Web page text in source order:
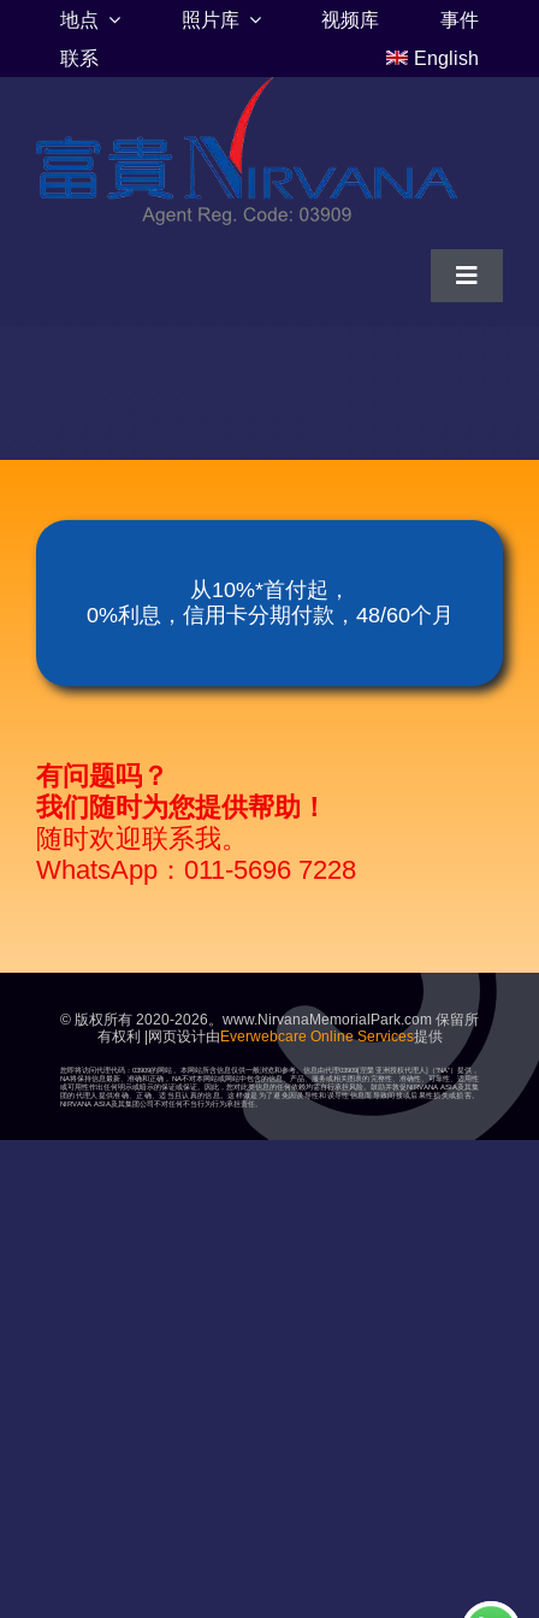
content
地点 照片库 视频库
事件
联系
English
Toggle
涅磐祖传平板电脑
从10%*首付起，
0%利息，信用卡分期付款，48/60个月
有问题吗？
我们随时为您提供帮助！
随时欢迎联系我。
WhatsApp：011-5696 7228
© 版权所有 2020-2026。www.NirvanaMemorialPark.com 保留所
有权利 |网页设计由 Everwebcare Online Services提供
您即将访问代理代码：03909的网站。本网站所含信息仅供一般浏览和参考。信息由代理03909[涅槃亚洲授权代理人]（“NA”）提供，
NA将保持信息最新、准确和正确，NA不对本网站或网站中包含的信息、产品、服务或相关图表的完整性、准确性、可靠性、适用性
或可用性作出任何明示或暗示的保证或保证。因此，您对此类信息的任何依赖均需自行承担风险。鼓励并敦促NIRVANA ASIA及其集
团的代理人提供准确、正确、适当且认真的信息。这样做是为了避免因误导性和误导性信息而导致间接或后果性损失或损害。
NIRVANA ASIA及其集团公司不对任何不当行为行为承担责任。